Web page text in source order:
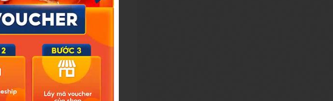
và đặc biệt gay gắt. Nhiệt độ từ
nắng nóng và nắng nóng gay
từ 21-36 độ.